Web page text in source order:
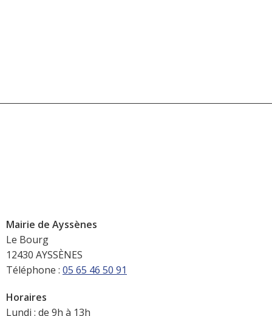
Mairie de Ayssènes
Le Bourg
12430 AYSSÈNES
Téléphone : 05 65 46 50 91
Horaires
Lundi : de 9h à 13h